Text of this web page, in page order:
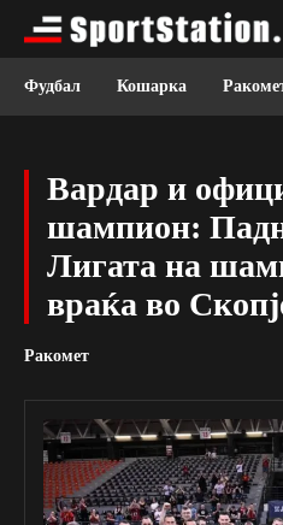
Фудбал Кошарка
Вардар и
шампион:
Лигата на
враќа во
Ракомет